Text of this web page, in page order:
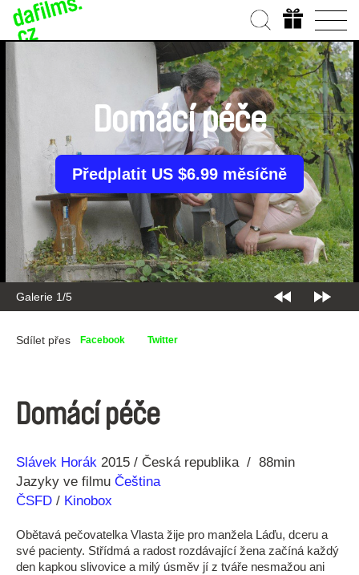
Galerie 1/5
Domácí péče
Předplatit US $6.99 měsíčně
Sdílet přes Facebook Twitter
Domácí péče
Režie
Slávek Horák
Rok 2015 Česká republika
88min
Jazyky ve filmu Čeština
ČSFD / Kinobox
Obětavá pečovatelka Vlasta žije pro manžela Láďu, dceru a
své pacienty. Střídmá a radost rozdávající žena začíná každý
den kapkou slivovice a milý úsměv jí z tváře nesmažou ani